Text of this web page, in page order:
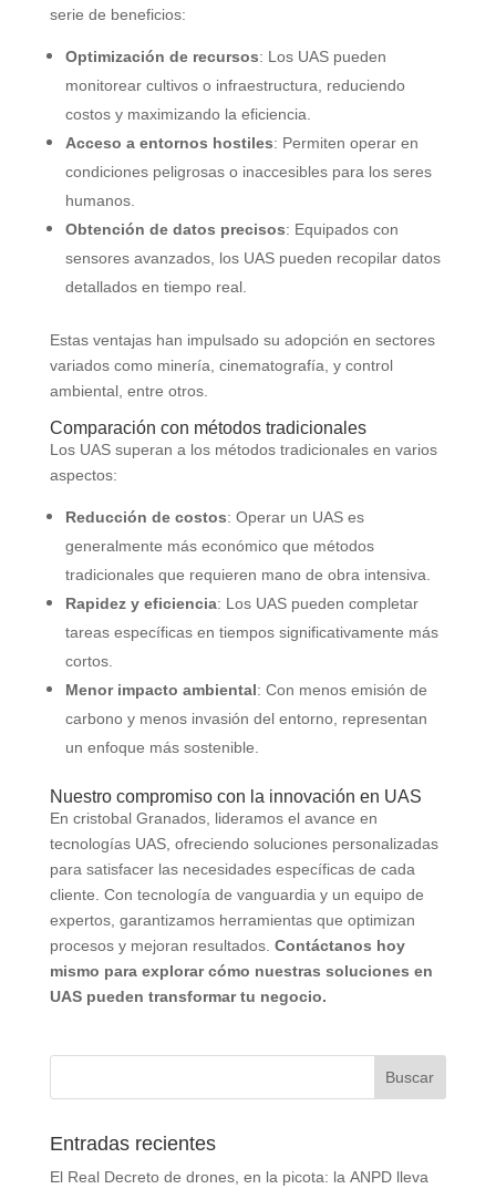
serie de beneficios:
Optimización de recursos: Los UAS pueden
monitorear cultivos o infraestructura, reduciendo
costos y maximizando la eficiencia.
Acceso a entornos hostiles: Permiten operar en
condiciones peligrosas o inaccesibles para los seres
humanos.
Obtención de datos precisos: Equipados con
sensores avanzados, los UAS pueden recopilar datos
detallados en tiempo real.
Estas ventajas han impulsado su adopción en sectores
variados como minería, cinematografía, y control
ambiental, entre otros.
Comparación con métodos tradicionales
Los UAS superan a los métodos tradicionales en varios
aspectos:
Reducción de costos: Operar un UAS es
generalmente más económico que métodos
tradicionales que requieren mano de obra intensiva.
Rapidez y eficiencia: Los UAS pueden completar
tareas específicas en tiempos significativamente más
cortos.
Menor impacto ambiental: Con menos emisión de
carbono y menos invasión del entorno, representan
un enfoque más sostenible.
Nuestro compromiso con la innovación en UAS
En cristobal Granados, lideramos el avance en
tecnologías UAS, ofreciendo soluciones personalizadas
para satisfacer las necesidades específicas de cada
cliente. Con tecnología de vanguardia y un equipo de
expertos, garantizamos herramientas que optimizan
procesos y mejoran resultados. Contáctanos hoy
mismo para explorar cómo nuestras soluciones en
UAS pueden transformar tu negocio.
Entradas recientes
El Real Decreto de drones, en la picota: la ANPD lleva